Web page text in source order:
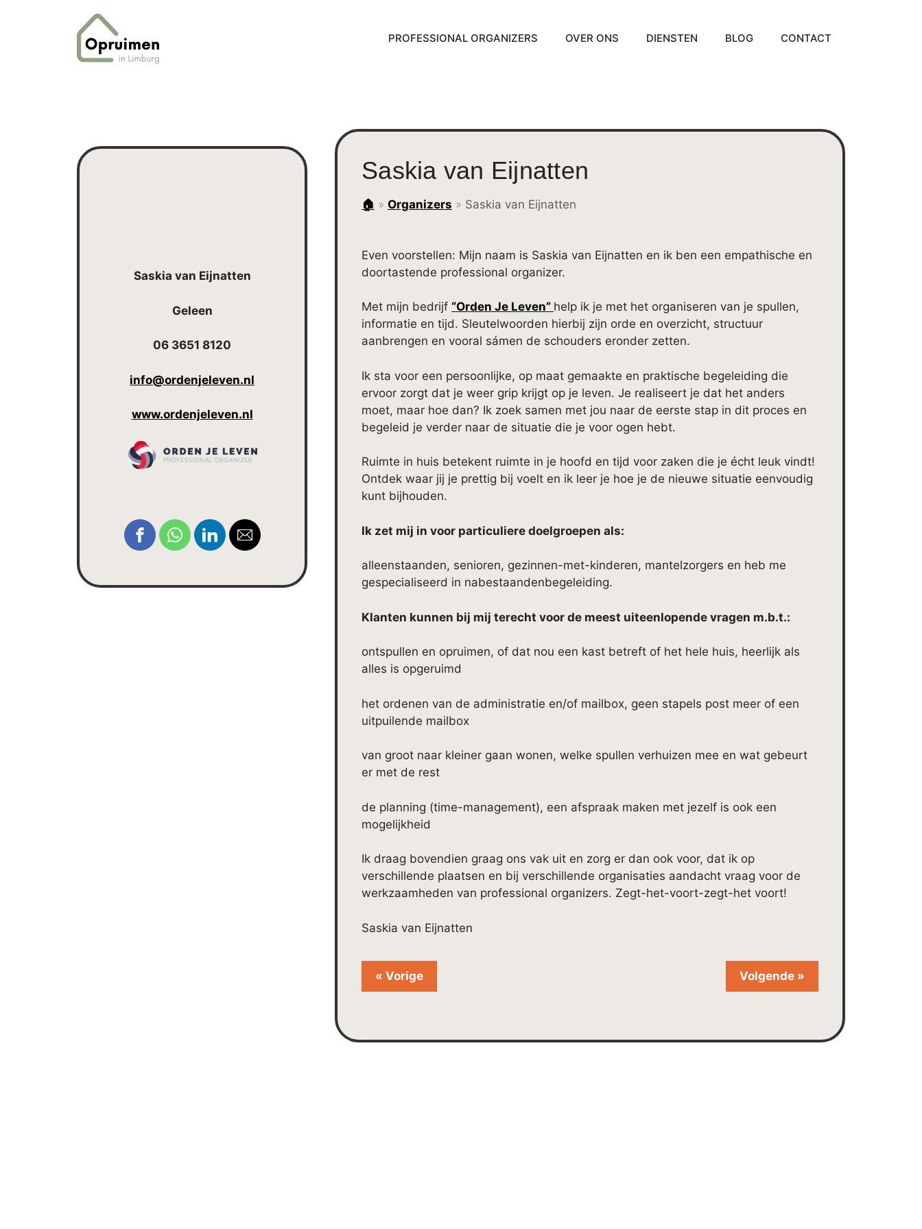
PROFESSIONAL ORGANIZERS OVER ONS DIENSTEN BLOG CONTACT
Saskia van Eijnatten
🏠 » Organizers » Saskia van Eijnatten
Even voorstellen: Mijn naam is Saskia van Eijnatten en ik ben een empathische en
doortastende professional organizer.
Met mijn bedrijf “Orden Je Leven” help ik je met het organiseren van je spullen,
informatie en tijd. Sleutelwoorden hierbij zijn orde en overzicht, structuur
aanbrengen en vooral sámen de schouders eronder zetten.
Ik sta voor een persoonlijke, op maat gemaakte en praktische begeleiding die
ervoor zorgt dat je weer grip krijgt op je leven. Je realiseert je dat het anders
moet, maar hoe dan? Ik zoek samen met jou naar de eerste stap in dit proces en
begeleid je verder naar de situatie die je voor ogen hebt.
Ruimte in huis betekent ruimte in je hoofd en tijd voor zaken die je écht leuk vindt!
Ontdek waar jij je prettig bij voelt en ik leer je hoe je de nieuwe situatie eenvoudig
kunt bijhouden.
Ik zet mij in voor particuliere doelgroepen als:
alleenstaanden, senioren, gezinnen-met-kinderen, mantelzorgers en heb me
gespecialiseerd in nabestaandenbegeleiding.
Klanten kunnen bij mij terecht voor de meest uiteenlopende vragen m.b.t.:
ontspullen en opruimen, of dat nou een kast betreft of het hele huis, heerlijk als
alles is opgeruimd
het ordenen van de administratie en/of mailbox, geen stapels post meer of een
uitpuilende mailbox
van groot naar kleiner gaan wonen, welke spullen verhuizen mee en wat gebeurt
er met de rest
de planning (time-management), een afspraak maken met jezelf is ook een
mogelijkheid
Ik draag bovendien graag ons vak uit en zorg er dan ook voor, dat ik op
verschillende plaatsen en bij verschillende organisaties aandacht vraag voor de
werkzaamheden van professional organizers. Zegt-het-voort-zegt-het voort!
Saskia van Eijnatten
« Vorige Volgende »
Saskia van Eijnatten
Geleen
06 3651 8120
info@ordenjeleven.nl
www.ordenjeleven.nl